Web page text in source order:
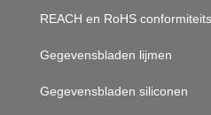
REACH en RoHS
Gegevensbladen lijmen
Gegevensbladen siliconen